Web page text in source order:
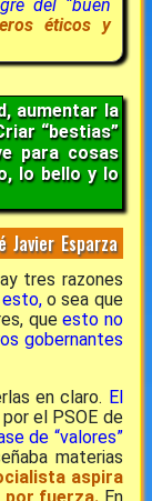
del “buen
éticos y
aumentar la
“bestias”
para cosas
lo bello y lo
Javier Esparza
tres razones
o sea que
queesto no
gobernantes
en claro. El
el PSOE de
de “valores”
materias
aspira